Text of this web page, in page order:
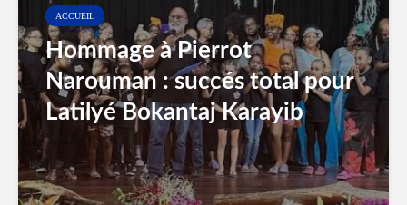
ACCUEIL
Hommage à Pierrot
Narouman : succés total pour
Latilyé Bokantaj Karayib